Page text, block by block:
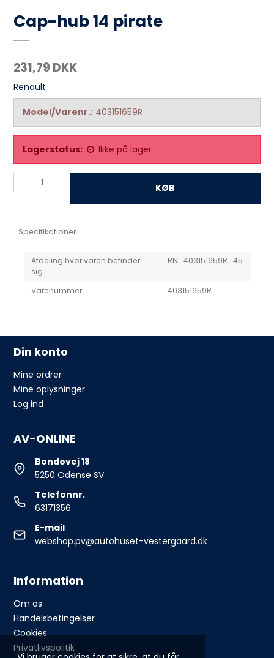
Cap-hub 14 pirate
231,79 DKK
Renault
Model/Varenr.: 403151659R
Lagerstatus: Ikke på lager
KØB
Specifikationer
Afdeling hvor varen befinder
sig
RN_403151659R_45
Varenummer 403151659R
Din konto
Mine ordrer
Mine oplysninger
Log ind
AV-ONLINE
Bondovej 18
5250 Odense SV
Telefonnr.
63171356
E-mail
webshop.pv@autohuset-vestergaard.dk
Information
Om os
Handelsbetingelser
Cookies
Privatlivspolitik